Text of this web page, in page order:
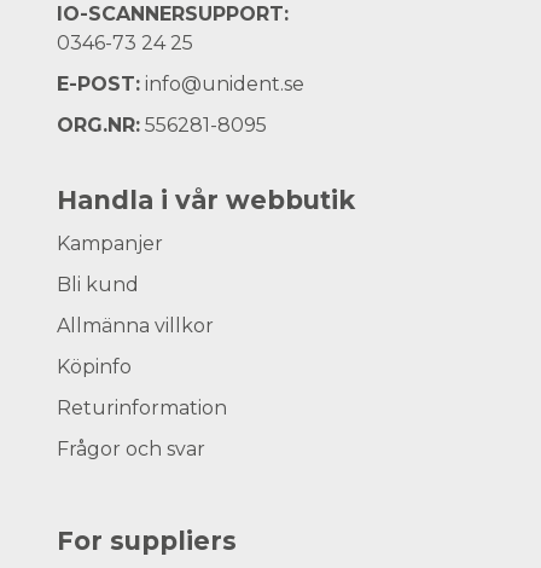
IO-SCANNERSUPPORT:
0346-73 24 25
E-POST: info@unident.se
ORG.NR: 556281-8095
Handla i vår webbutik
Kampanjer
Bli kund
Allmänna villkor
Köpinfo
Returinformation
Frågor och svar
For suppliers